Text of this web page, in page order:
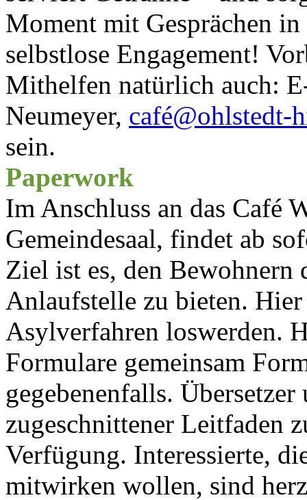
Moment mit Gesprächen
selbstlose Engagement!
Mithelfen natürlich auch:
Neumeyer, café@ohlstedt-
sein.
Paperwork
Im Anschluss an das Café
Gemeindesaal, findet ab
Ziel ist es, den Bewohnern
Anlaufstelle zu bieten.
Asylverfahren loswerden.
Formulare gemeinsam
gegebenenfalls.
zugeschnittener Leitfaden
Verfügung. Interessierte,
mitwirken wollen, sind